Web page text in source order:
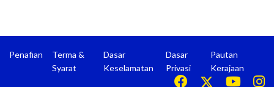
Penafian
Terma &
Syarat
Dasar
Keselamatan
Dasar
Privasi
Pautan
Kerajaan